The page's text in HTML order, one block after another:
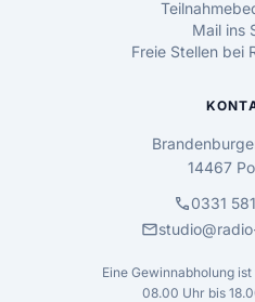
Mail ins
Freie Stellen bei
14467
call0331
mail
Eine Gewinnabholung
08.00 Uhr bis